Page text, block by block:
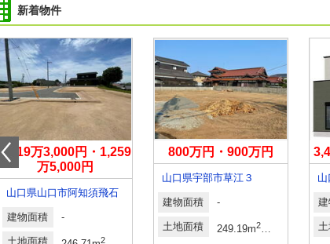
新着物件
1,119万3,000円・1,259
万5,000円
山口県山口市阿知須飛石
建物面積 -
土地面積 2
800万円・900万円
山口県宇部市草江３
建物面積 -
土地面積 249.19m2・272.96m （